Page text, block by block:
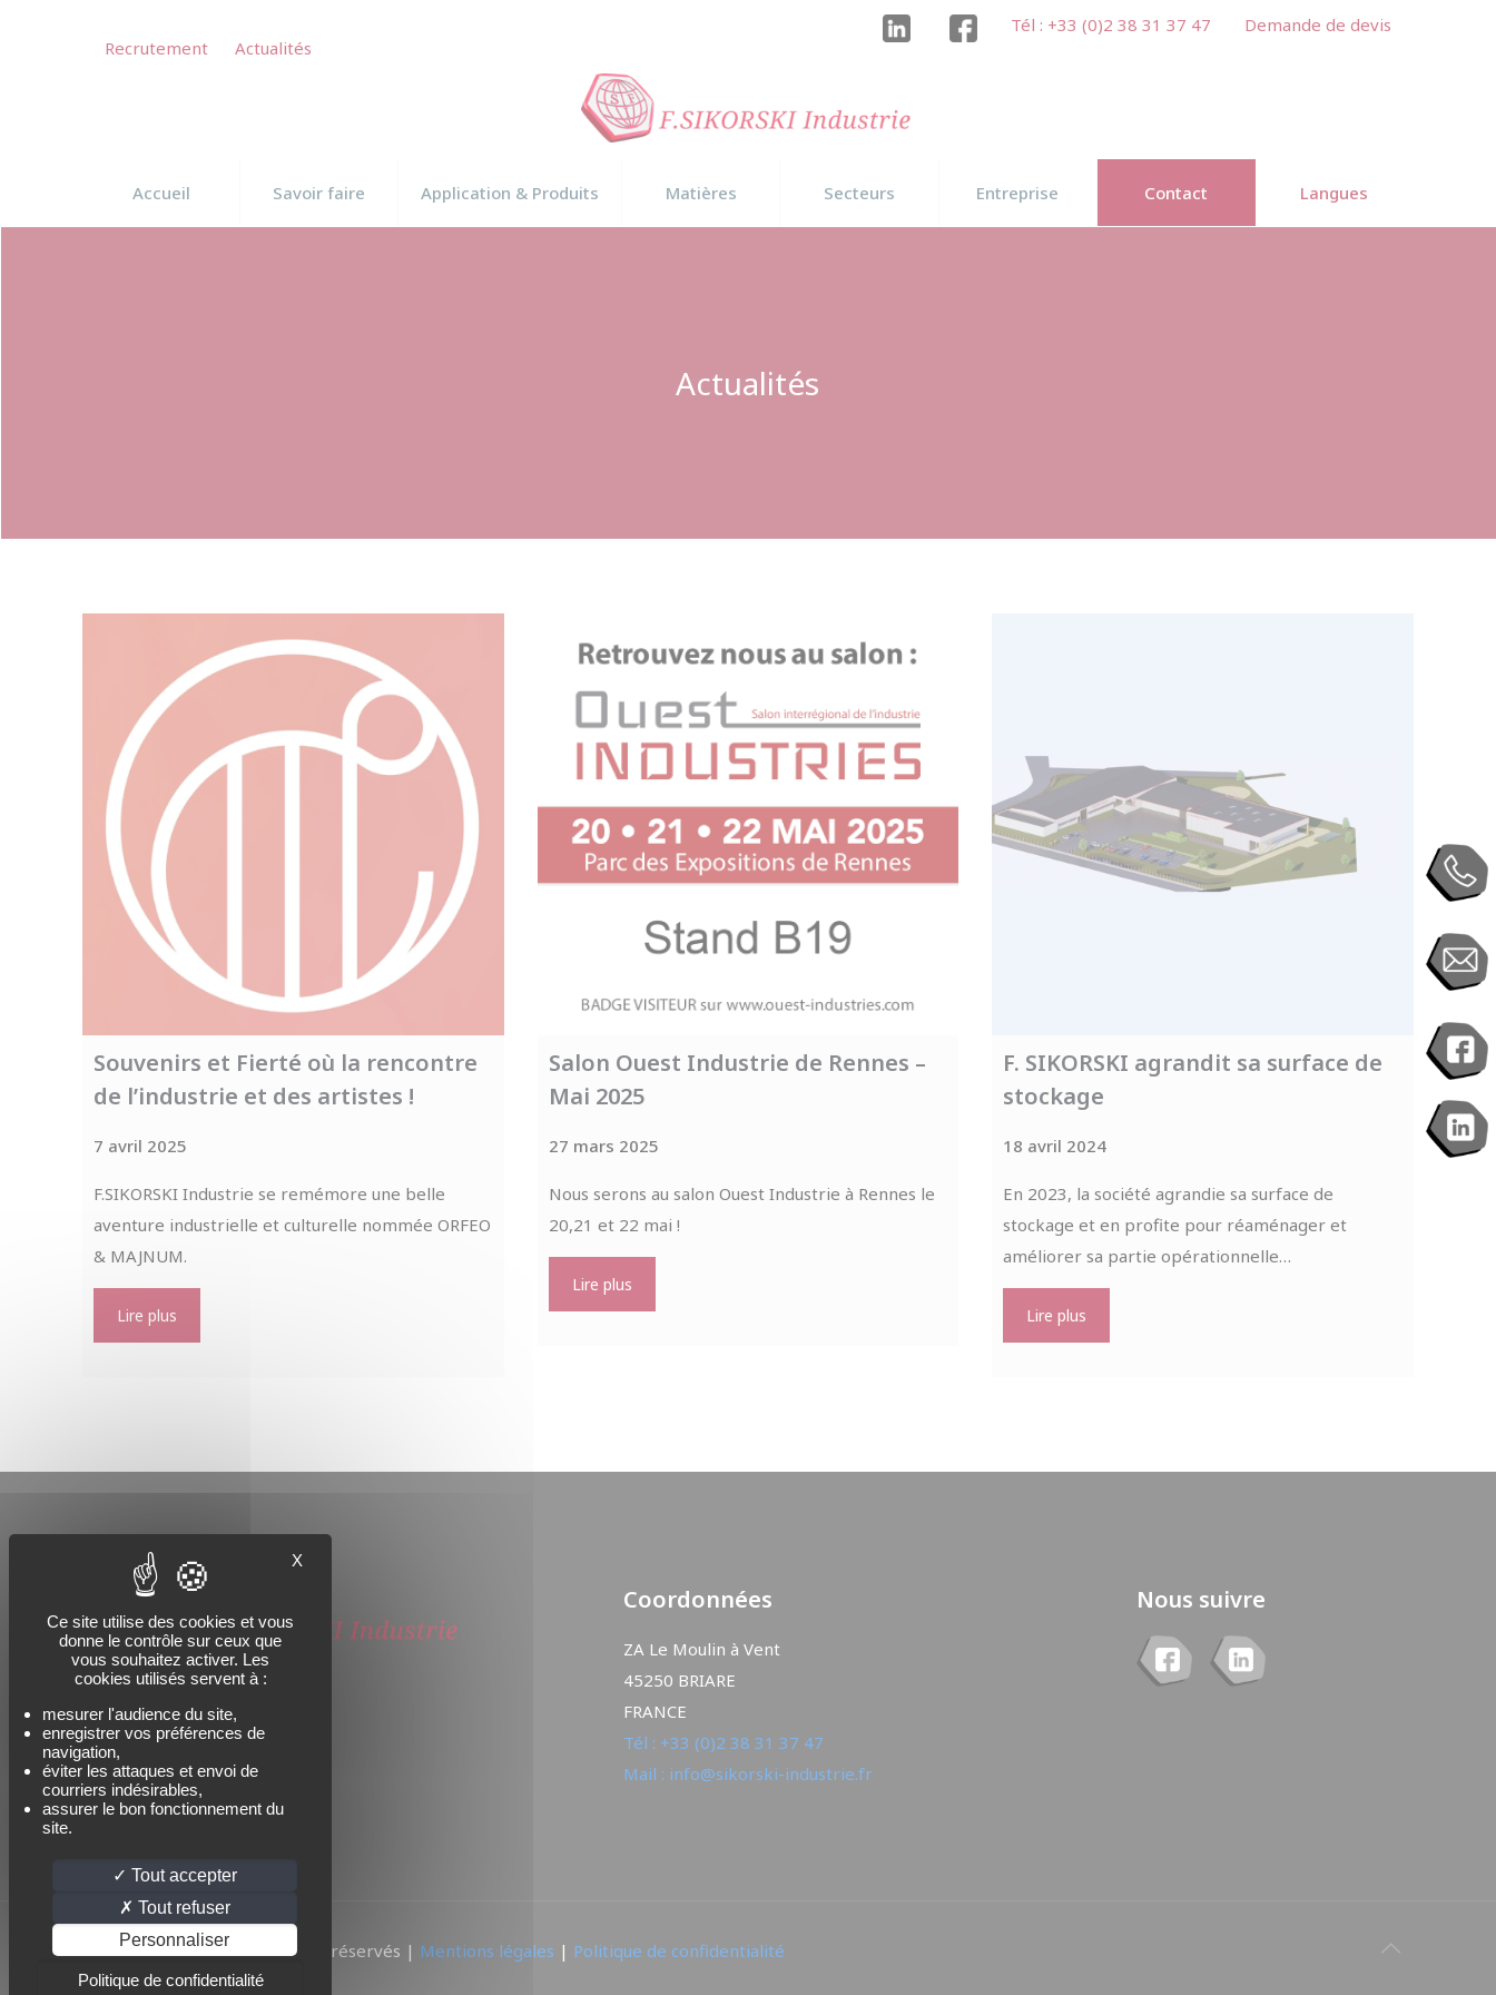
Recrutement Actualités
Tél : +33 (0)2 38 31 37 47 Demande de devis
Accueil Savoir faire Application & Produits Matières Secteurs Entreprise Contact Langues
Actualités
Souvenirs et Fierté où la rencontre
de l’industrie et des artistes !
7 avril 2025
F.SIKORSKI Industrie se remémore une belle
aventure industrielle et culturelle nommée ORFEO
& MAJNUM.
Lire plus
Salon Ouest Industrie de Rennes –
Mai 2025
27 mars 2025
Nous serons au salon Ouest Industrie à Rennes le
20,21 et 22 mai !
Lire plus
F. SIKORSKI agrandit sa surface de
stockage
18 avril 2024
En 2023, la société agrandie sa surface de
stockage et en profite pour réaménager et
améliorer sa partie opérationnelle…
Lire plus
Coordonnées
ZA Le Moulin à Vent
45250 BRIARE
FRANCE
Tél : +33 (0)2 38 31 37 47
Mail : info@sikorski-industrie.fr
Nous suivre
© 2026 SIKORSKI | Tous droits réservés | Mentions légales | Politique de confidentialité
X
Ce site utilise des cookies et vous
donne le contrôle sur ceux que
vous souhaitez activer. Les
cookies utilisés servent à :
mesurer l'audience du site,
enregistrer vos préférences de
navigation,
éviter les attaques et envoi de
courriers indésirables,
assurer le bon fonctionnement du
site.
Tout accepter
Tout refuser
Personnaliser
Politique de confidentialité